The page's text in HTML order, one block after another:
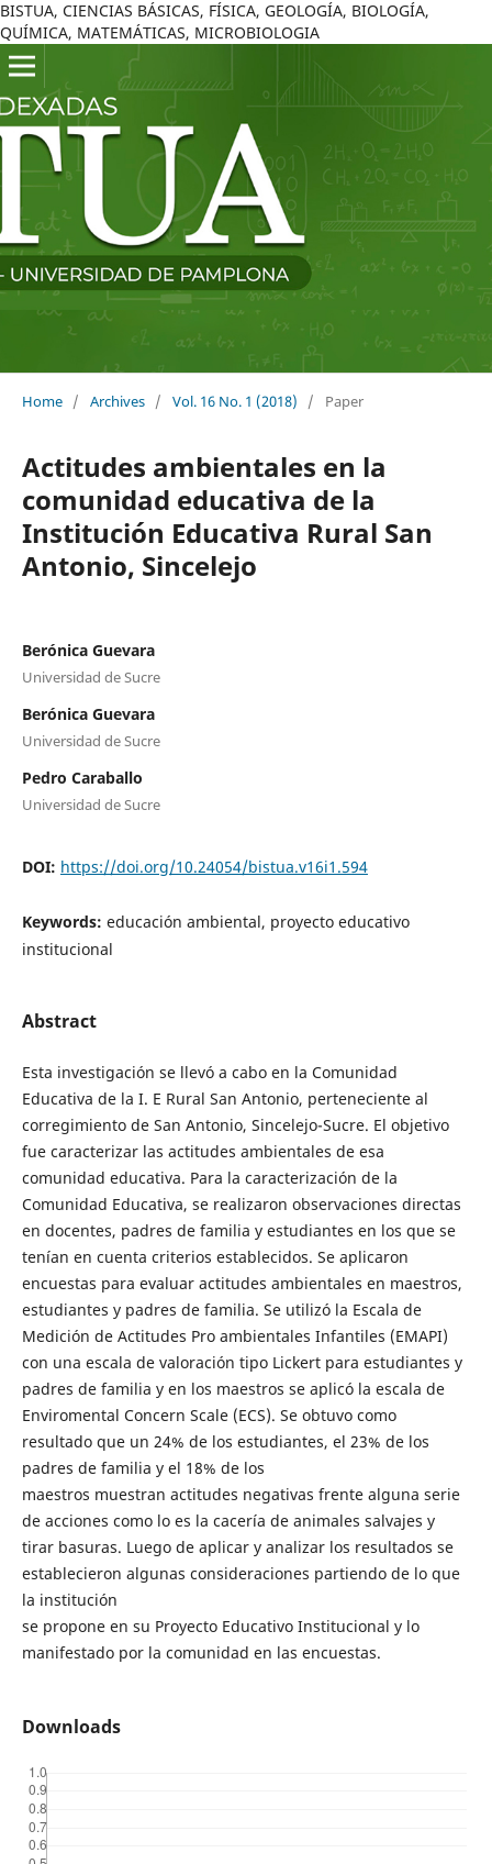
BISTUA, CIENCIAS BÁSICAS, FÍSICA, GEOLOGÍA, BIOLOGÍA,
QUÍMICA, MATEMÁTICAS, MICROBIOLOGIA
Home / Archives / Vol. 16 No. 1 (2018) / Paper
Actitudes ambientales en la
comunidad educativa de la
Institución Educativa Rural San
Antonio, Sincelejo
Berónica Guevara
Universidad de Sucre
Berónica Guevara
Universidad de Sucre
Pedro Caraballo
Universidad de Sucre
DOI: https://doi.org/10.24054/bistua.v16i1.594
Keywords: educación ambiental, proyecto educativo
institucional
Abstract
Esta investigación se llevó a cabo en la Comunidad
Educativa de la I. E Rural San Antonio, perteneciente al
corregimiento de San Antonio, Sincelejo-Sucre. El objetivo
fue caracterizar las actitudes ambientales de esa
comunidad educativa. Para la caracterización de la
Comunidad Educativa, se realizaron observaciones directas
en docentes, padres de familia y estudiantes en los que se
tenían en cuenta criterios establecidos. Se aplicaron
encuestas para evaluar actitudes ambientales en maestros,
estudiantes y padres de familia. Se utilizó la Escala de
Medición de Actitudes Pro ambientales Infantiles (EMAPI)
con una escala de valoración tipo Lickert para estudiantes y
padres de familia y en los maestros se aplicó la escala de
Enviromental Concern Scale (ECS). Se obtuvo como
resultado que un 24% de los estudiantes, el 23% de los
padres de familia y el 18% de los
maestros muestran actitudes negativas frente alguna serie
de acciones como lo es la cacería de animales salvajes y
tirar basuras. Luego de aplicar y analizar los resultados se
establecieron algunas consideraciones partiendo de lo que
la institución
se propone en su Proyecto Educativo Institucional y lo
manifestado por la comunidad en las encuestas.
Downloads